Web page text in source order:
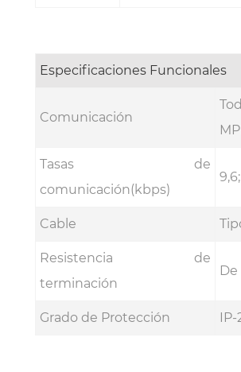
Especificaciones Funcionales
Comunicación
Tasas de
comunicación(kbps)
Cable
Resistencia de
terminación
Grado de Protección